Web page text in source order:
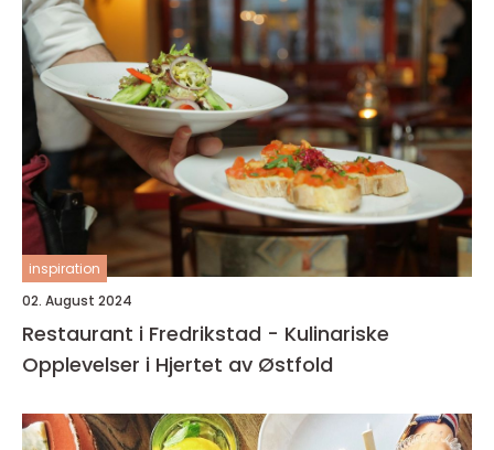
inspiration
02. August 2024
Restaurant i Fredrikstad - Kulinariske
Opplevelser i Hjertet av Østfold